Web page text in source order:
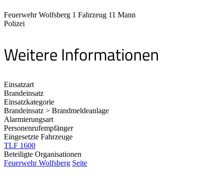
Feuerwehr Wolfsberg 1 Fahrzeug 11 Mann
Polizei
Weitere Informationen
Einsatzart
Brandeinsatz
Einsatzkategorie
Brandeinsatz > Brandmeldeanlage
Alarmierungsart
Personenrufempfänger
Eingesetzte Fahrzeuge
TLF 1600
Beteiligte Organisationen
Feuerwehr Wolfsberg Seite